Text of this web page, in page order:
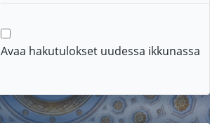
Avaa hakutulokset uudessa ikkunassa